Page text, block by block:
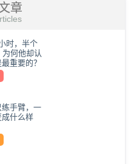
章
时，半个
为何他却认
重要的？
手臂，一
什么样